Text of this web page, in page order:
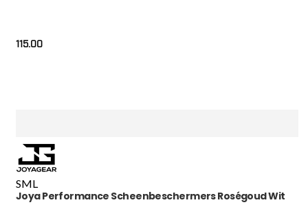
115.00
SML
Joya Performance Scheenbeschermers Roségoud Wit